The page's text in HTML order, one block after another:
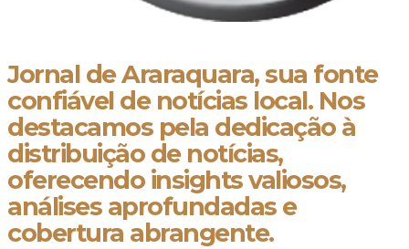
Jornal de Araraquara, sua fonte
confiável de notícias local. Nos
destacamos pela dedicação à
distribuição de notícias,
oferecendo insights valiosos,
análises aprofundadas e
cobertura abrangente.